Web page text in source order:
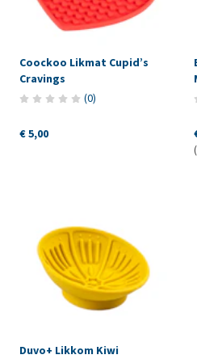
Coockoo Likmat Cupid’s
Cravings
(0)
€ 5,00
Duvo+ Likkom Kiwi